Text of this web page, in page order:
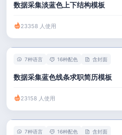
数据采集淡蓝色上下结构模板
23358 人使用
7种语言 16种配色 含封面
数据采集蓝色线条求职简历模板
23158 人使用
7种语言 16种配色 含封面